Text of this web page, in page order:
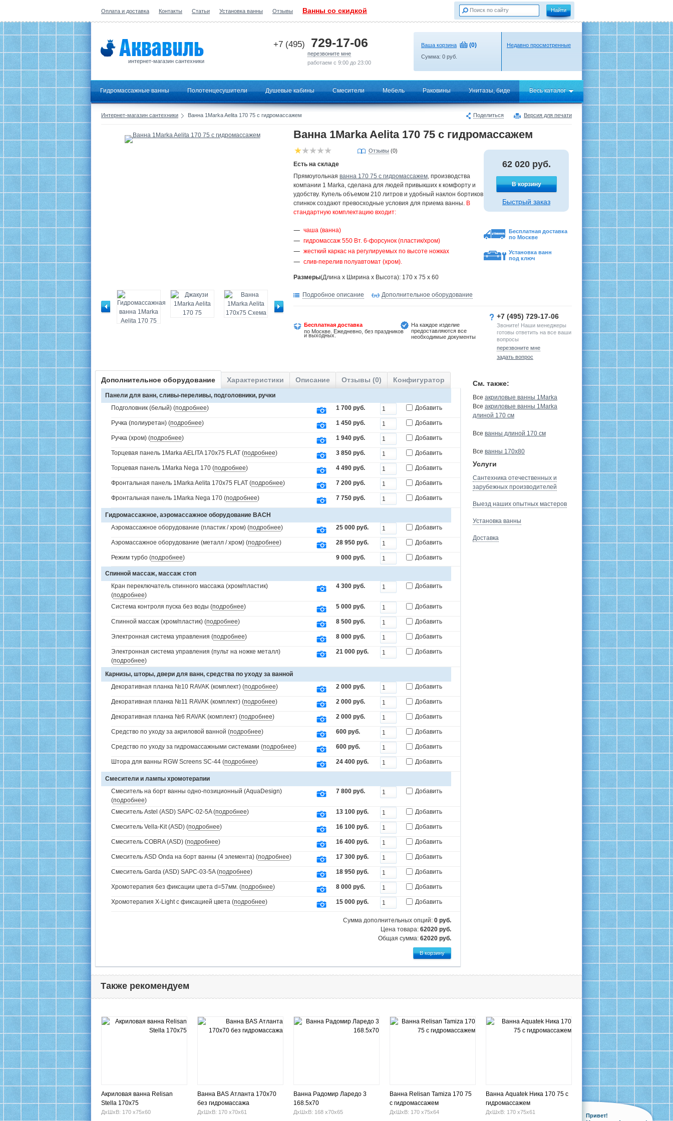
Оплата и доставка Контакты Статьи Установка ванны Отзывы Ванны со скидкой
интернет-магазин сантехники
+7 (495) 729-17-06
перезвоните мне
работаем с 9:00 до 23:00
Ваша корзина (0)
Сумма: 0 руб.
Недавно просмотренные
Гидромассажные ванны Полотенцесушители Душевые кабины Смесители Мебель Раковины Унитазы, биде Весь каталог
Поделиться Версия для печати
Интернет-магазин сантехники Ванна 1Marka Aelita 170 75 с гидромассажем
Ванна 1Marka Aelita 170 75 с гидромассажем
Отзывы (0)
Есть на складе
Прямоугольная ванна 170 75 с гидромассажем, производства
компании 1 Marka, сделана для людей привыкших к комфорту и
удобству. Купель объемом 210 литров и удобный наклон бортиков
спинкок создают превосходные условия для приема ванны. В
стандартную комплектацию входит:
чаша (ванна)
гидромассаж 550 Вт. 6-форсунок (пластик/хром)
жесткий каркас на регулируемых по высоте ножках
слив-перелив полуавтомат (хром).
Размеры(Длина х Ширина х Высота): 170 x 75 x 60
62 020 руб.
В корзину
Быстрый заказ
Бесплатная доставка
по Москве
Установка ванн
под ключ
Подробное описание Дополнительное оборудование
Бесплатная доставка
по Москве. Ежедневно, без праздников
и выходных.
На каждое изделие
предоставляются все
необходимые документы
+7 (495) 729-17-06
Звоните! Наши менеджеры
готовы ответить на все ваши
вопросы
перезвоните мне
задать вопрос
Дополнительное оборудование Характеристики Описание Отзывы (0) Конфигуратор
Панели для ванн, сливы-переливы, подголовники, ручки
Подголовник (белый) (подробнее) 1 700 руб. Добавить
Ручка (полиуретан) (подробнее) 1 450 руб. Добавить
Ручка (хром) (подробнее) 1 940 руб. Добавить
Торцевая панель 1Marka AELITA 170x75 FLAT (подробнее) 3 850 руб. Добавить
Торцевая панель 1Marka Nega 170 (подробнее) 4 490 руб. Добавить
Фронтальная панель 1Marka Aelita 170x75 FLAT (подробнее) 7 200 руб. Добавить
Фронтальная панель 1Marka Nega 170 (подробнее) 7 750 руб. Добавить
Гидромассажное, аэромассажное оборудование BACH
Аэромассажное оборудование (пластик / хром) (подробнее) 25 000 руб. Добавить
Аэромассажное оборудование (металл / хром) (подробнее) 28 950 руб. Добавить
Режим турбо (подробнее) 9 000 руб. Добавить
Спинной массаж, массаж стоп
Кран переключатель спинного массажа (хром/пластик)
(подробнее)
4 300 руб. Добавить
Система контроля пуска без воды (подробнее) 5 000 руб. Добавить
Спинной массаж (хром/пластик) (подробнее) 8 500 руб. Добавить
Электронная система управления (подробнее) 8 000 руб. Добавить
Электронная система управления (пульт на ножке металл)
(подробнее)
21 000 руб. Добавить
Карнизы, шторы, двери для ванн, средства по уходу за ванной
Декоративная планка №10 RAVAK (комплект) (подробнее) 2 000 руб. Добавить
Декоративная планка №11 RAVAK (комплект) (подробнее) 2 000 руб. Добавить
Декоративная планка №6 RAVAK (комплект) (подробнее) 2 000 руб. Добавить
Средство по уходу за акриловой ванной (подробнее) 600 руб. Добавить
Средство по уходу за гидромассажными системами (подробнее) 600 руб. Добавить
Штора для ванны RGW Screens SC-44 (подробнее) 24 400 руб. Добавить
Смесители и лампы хромотерапии
Смеситель на борт ванны одно-позиционный (AquaDesign)
(подробнее)
7 800 руб. Добавить
Смеситель Astel (ASD) SAPC-02-5A (подробнее) 13 100 руб. Добавить
Смеситель Vella-Kit (ASD) (подробнее) 16 100 руб. Добавить
Смеситель COBRA (ASD) (подробнее) 16 400 руб. Добавить
Смеситель ASD Onda на борт ванны (4 элемента) (подробнее) 17 300 руб. Добавить
Смеситель Garda (ASD) SAPC-03-5A (подробнее) 18 950 руб. Добавить
Хромотерапия без фиксации цвета d=57мм. (подробнее) 8 000 руб. Добавить
Хромотерапия X-Light с фиксацией цвета (подробнее) 15 000 руб. Добавить
Сумма дополнительных опций: 0 руб.
Цена товара: 62020 руб.
Общая сумма: 62020 руб.
См. также:
Все акриловые ванны 1Marka
Все акриловые ванны 1Marka
длиной 170 см
Все ванны длиной 170 см
Все ванны 170х80
Услуги
Сантехника отечественных и
зарубежных производителей
Выезд наших опытных мастеров
Установка ванны
Доставка
Также рекомендуем
Акриловая ванна Relisan
Stella 170x75
ДхШхВ: 170 х75х60
Ванна BAS Атланта 170х70
без гидромассажа
ДхШхВ: 170 х70х61
Ванна Радомир Ларедо 3
168.5x70
ДхШхВ: 168 х70х65
Ванна Relisan Tamiza 170 75
с гидромассажем
ДхШхВ: 170 х75х64
Ванна Aquatek Ника 170 75 с
гидромассажем
ДхШхВ: 170 х75х61
Привет!